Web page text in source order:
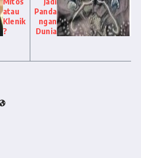
atau
Klenik
?
Panda
ngan
Dunia